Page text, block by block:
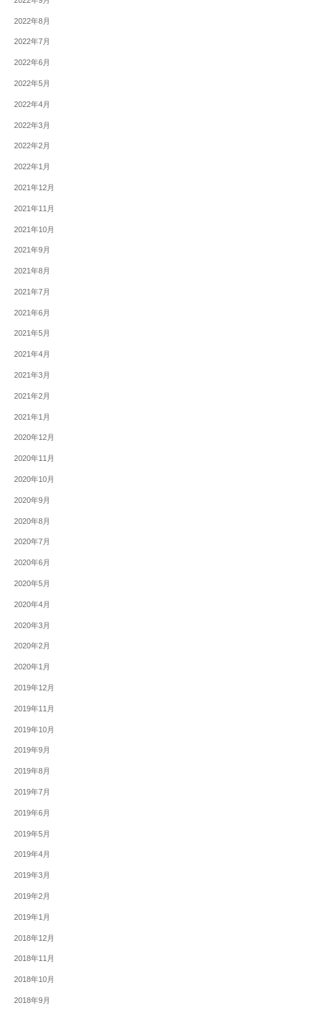
2022年8月
2022年7月
2022年6月
2022年5月
2022年4月
2022年3月
2022年2月
2022年1月
2021年12月
2021年11月
2021年10月
2021年9月
2021年8月
2021年7月
2021年6月
2021年5月
2021年4月
2021年3月
2021年2月
2021年1月
2020年12月
2020年11月
2020年10月
2020年9月
2020年8月
2020年7月
2020年6月
2020年5月
2020年4月
2020年3月
2020年2月
2020年1月
2019年12月
2019年11月
2019年10月
2019年9月
2019年8月
2019年7月
2019年6月
2019年5月
2019年4月
2019年3月
2019年2月
2019年1月
2018年12月
2018年11月
2018年10月
2018年9月